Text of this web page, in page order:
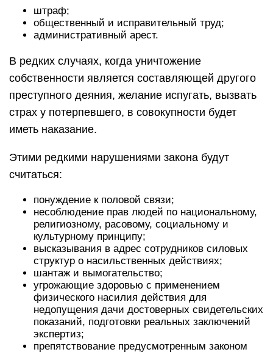
штраф;
общественный и исправительный труд;
административный арест.
В редких случаях, когда уничтожение
собственности является составляющей другого
преступного деяния, желание испугать, вызвать
страх у потерпевшего, в совокупности будет
иметь наказание.
Этими редкими нарушениями закона будут
считаться:
понуждение к половой связи;
несоблюдение прав людей по национальному,
религиозному, расовому, социальному и
культурному принципу;
высказывания в адрес сотрудников силовых
структур о насильственных действиях;
шантаж и вымогательство;
угрожающие здоровью с применением
физического насилия действия для
недопущения дачи достоверных свидетельских
показаний, подготовки реальных заключений
экспертиз;
препятствование предусмотренным законом